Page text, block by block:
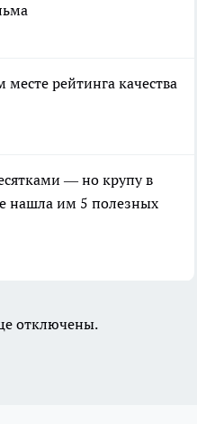
рейтинга качества
— но крупу в
нашла им 5 полезных
отключены.